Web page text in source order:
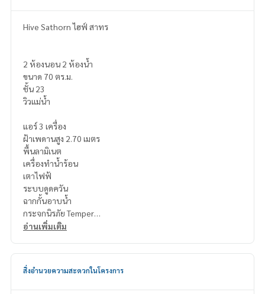
Hive Sathorn ไฮฟ์ สาทร
2 ห้องนอน 2 ห้องน้ำ
ขนาด 70 ตร.ม.
ชั้น 23
วิวแม่น้ำ
แอร์ 3 เครื่อง
ฝ้าเพดานสูง 2.70 เมตร
พื้นลามิเนต
เครื่องทำน้ำร้อน
เตาไฟฟ้
ระบบดูดควัน
ฉากกั้นอาบน้ำ
กระจกนิรภัย Temper
Lobby ล็อบบี้, สวนส่วนกลาง ชั้น 7 พร้อมมุมพักผ่อน,
อ่านเพิ่มเติม
สิ่งอำนวยความสะดวกในโครงการ